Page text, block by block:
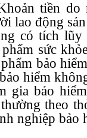
tiền do
lao động
có tích lũy
phẩm sức
phẩm bảo
hiểm
gia bảo
theo
nghiệp bảo